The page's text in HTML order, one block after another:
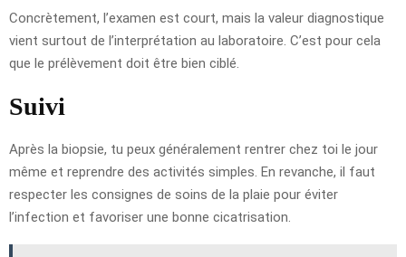
Concrètement, l’examen est court, mais la valeur diagnostique
vient surtout de l’interprétation au laboratoire. C’est pour cela
que le prélèvement doit être bien ciblé.
Suivi
Après la biopsie, tu peux généralement rentrer chez toi le jour
même et reprendre des activités simples. En revanche, il faut
respecter les consignes de soins de la plaie pour éviter
l’infection et favoriser une bonne cicatrisation.